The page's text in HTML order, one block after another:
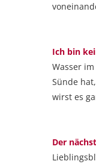
Ich bin
Wasser
Sünde
wirst es
Der